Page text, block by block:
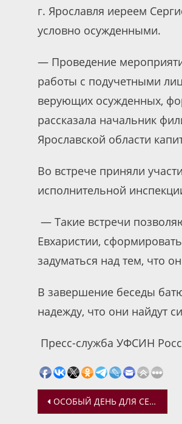
г. Ярославля иереем
условно осужденными.
— Проведение
работы с подучетными
верующих осужденных,
рассказала начальник
Ярославской области
Во встрече приняли
исполнительной
— Такие встречи
Евхаристии,
задуматься над тем, что
В завершение беседы
надежду, что они найдут
Пресс-служба УФСИН
Навигация
ОСОБЫЙ ДЕНЬ ДЛЯ СЕЛА ВЯТСКОЕ